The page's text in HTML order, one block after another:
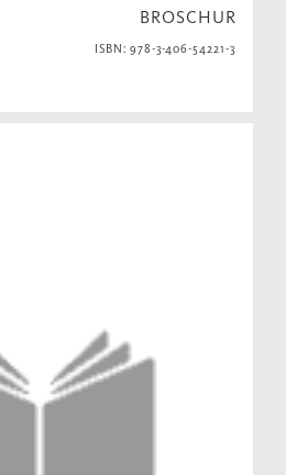
BROSCHUR
ISBN: 978-3-406-54221-3